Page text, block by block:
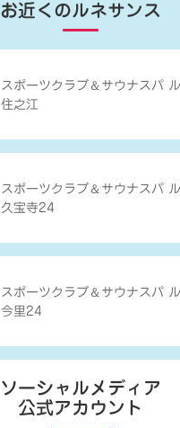
お近くのルネサンス
スポーツクラブ ＆ サウナスパ
住之江
スポーツクラブ ＆ サウナスパ
久宝寺24
スポーツクラブ ＆ サウナスパ
今里24
ソーシャルメディア
公式アカウント